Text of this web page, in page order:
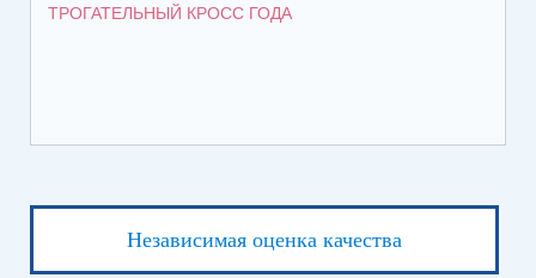
ТРОГАТЕЛЬНЫЙ КРОСС ГОДА
Независимая оценка качества